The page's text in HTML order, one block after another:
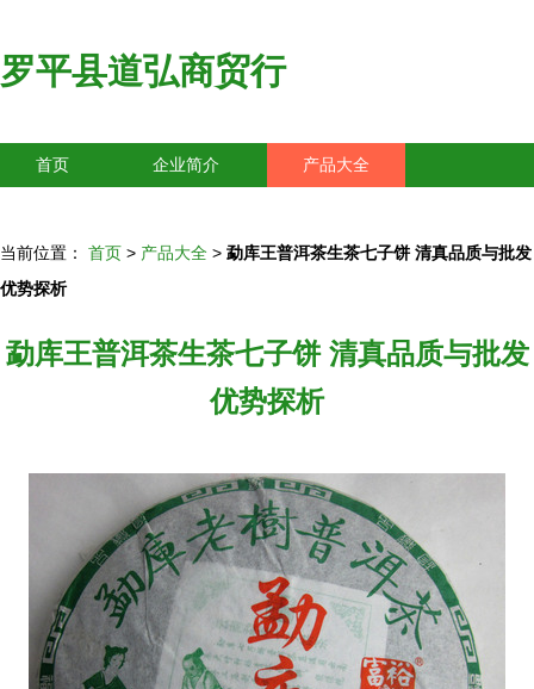
罗平县道弘商贸行
首页 企业简介 产品大全
当前位置： 首页 > 产品大全 > 勐库王普洱茶生茶七子饼 清真品质与批发
优势探析
勐库王普洱茶生茶七子饼 清真品质与批发
优势探析